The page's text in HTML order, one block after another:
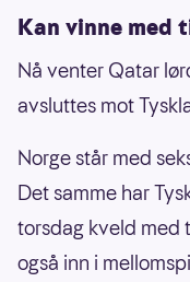
Kan vinne med
Nå venter Qatar
avsluttes mot
Norge står med
Det samme har
torsdag kveld med
også inn i